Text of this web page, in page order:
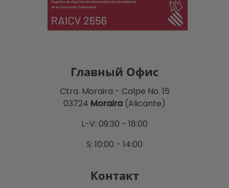
Главный Офис
Ctra. Moraira - Calpe No. 15
03724 Moraira (Alicante)
L-V: 09:30 - 18:00
S: 10:00 - 14:00
Контакт